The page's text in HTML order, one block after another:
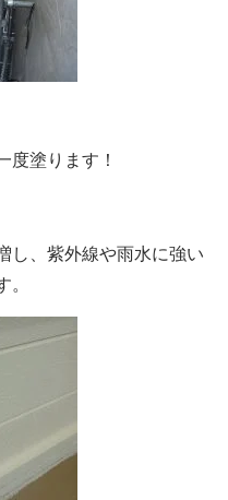
度塗ります！
し、紫外線や雨水に強い
。